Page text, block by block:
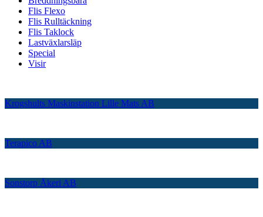
Flis Flexo
Flis Rulltäckning
Flis Taklock
Lastväxlarsläp
Special
Visir
Krogshults Maskinstation Lille Mats AB
Terapico AB
Sonstorp Åkeri AB